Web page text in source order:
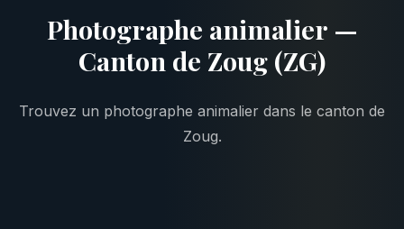
Photographe animalier —
Canton de Zoug (ZG)
Trouvez un photographe animalier dans le canton de
Zoug.